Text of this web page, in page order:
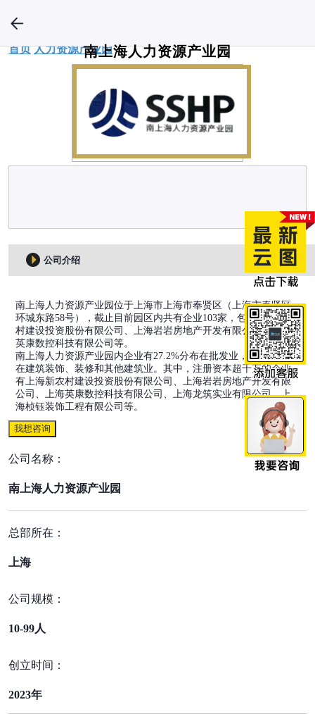
南上海人力资源产业园
首页 人力资源产业园
公司介绍
南上海人力资源产业园位于上海市上海市奉贤区（上海市奉贤区
环城东路58号），截止目前园区内共有企业103家，包括上海新农
村建设投资股份有限公司、上海岩岩房地产开发有限公司、上海
英康数控科技有限公司等。
南上海人力资源产业园内企业有27.2%分布在批发业，12.6%分布
在建筑装饰、装修和其他建筑业。其中，注册资本超千万的企业
有上海新农村建设投资股份有限公司、上海岩岩房地产开发有限
公司、上海英康数控科技有限公司、上海龙筑实业有限公司、上
海桢钰装饰工程有限公司等。
我想咨询
公司名称：
南上海人力资源产业园
总部所在：
上海
公司规模：
10-99人
创立时间：
2023年